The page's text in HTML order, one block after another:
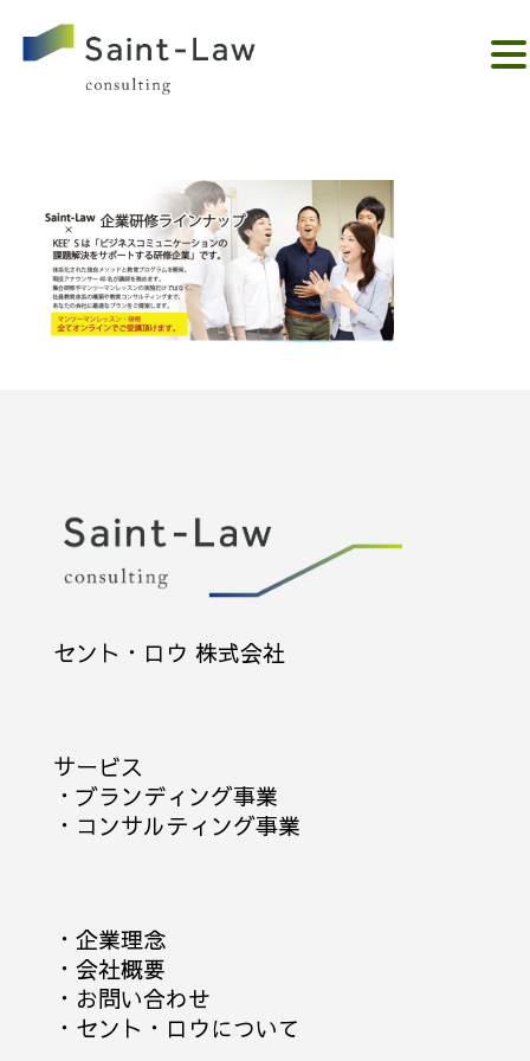
セント・ロウ 株式会社
サービス
・ ブランディング事業
・ コンサルティング事業
・ 企業理念
・ 会社概要
・ お問い合わせ
・ セント・ロウについて
。。。。。。。。。。。。。